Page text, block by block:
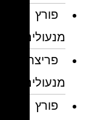
פורץ
מנעולים
פריצת
מנעולים
פורץ